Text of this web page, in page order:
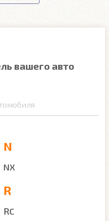
вашего авто
N
NX
R
RC